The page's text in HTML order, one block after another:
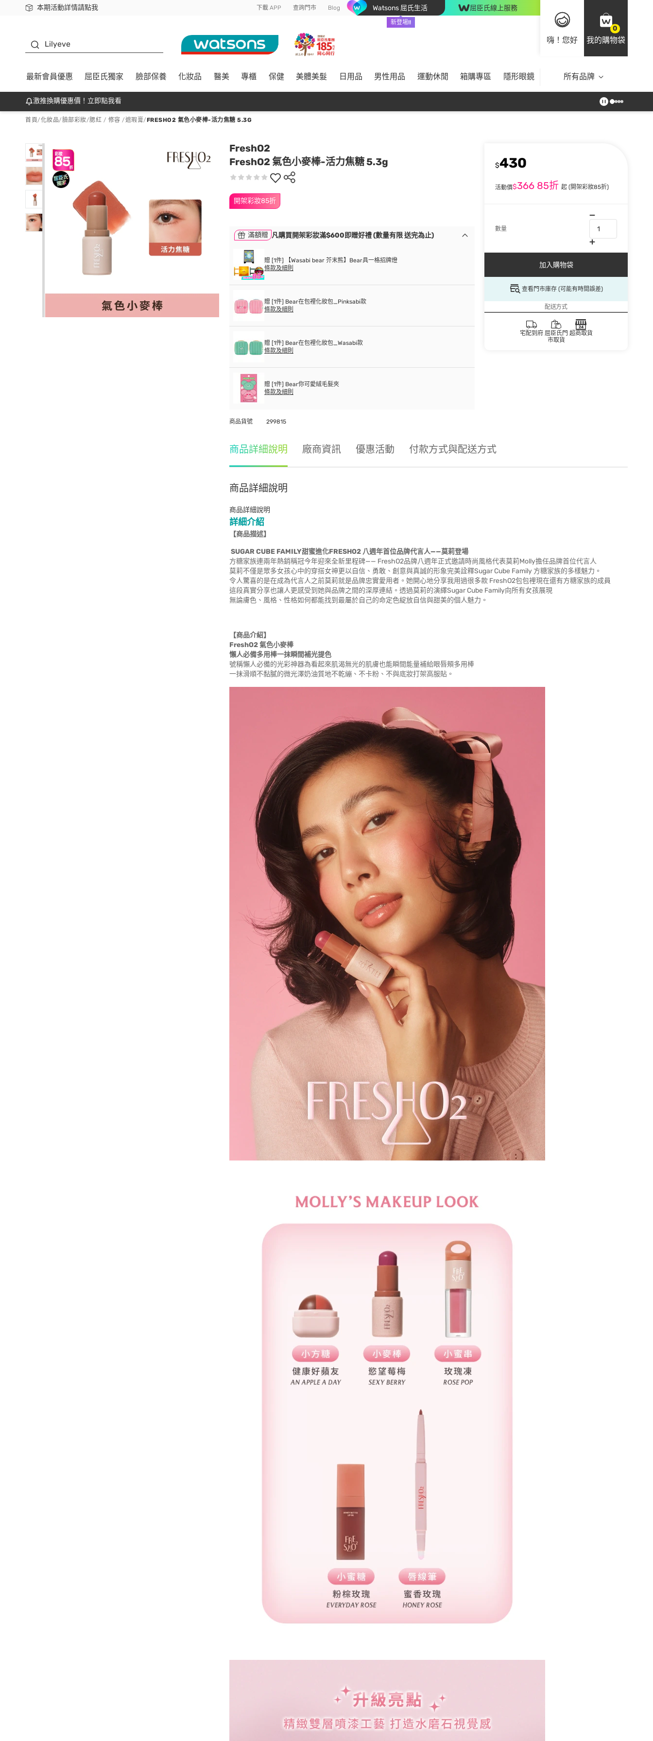
本期活動詳情請點我
下載app最高回饋$350 下載 APP 查詢門市 Blog Watsons 屈氏生活
新登場!!
屈臣氏線上服務
嗨！您好
0
我的購物袋
Lilyeve
最新會員優惠 屈臣氏獨家 臉部保養 化妝品 醫美 專櫃 保健 美體美髮 日用品 男性用品 運動休閒 箱購專區 隱形眼鏡 所有品牌
激推換購優惠價！立即點我看
首頁/化妝品/臉部彩妝/腮紅 / 修容 /遮瑕膏/FRESHO2 氣色小麥棒-活力焦糖 5.3G
FreshO2
FreshO2 氣色小麥棒-活力焦糖 5.3g
開架彩妝85折
$430
活動價$366 85折 起 (開架彩妝85折)
數量
加入購物袋
查看門市庫存 (可能有時間誤差)
配送方式
宅配到府 屈臣氏門
市取貨
超商取貨
滿額贈 凡購買開架彩妝滿$600即贈好禮 (數量有限 送完為止)
贈 [1件] 【Wasabi bear 芥末熊】Bear具一格招牌燈
條款及細則
贈 [1件] Bear在包裡化妝包_Pinksabi款
條款及細則
贈 [1件] Bear在包裡化妝包_Wasabi款
條款及細則
贈 [1件] Bear你可愛絨毛髮夾
條款及細則
商品貨號 299815
商品詳細說明 廠商資訊 優惠活動 付款方式與配送方式
商品詳細說明
商品詳細說明
詳細介紹
【商品描述】
SUGAR CUBE FAMILY甜蜜進化FRESHO2 八週年首位品牌代言人——莫莉登場
方糖家族連兩年熱銷稱冠今年迎來全新里程碑—— FreshO2品牌八週年正式邀請時尚風格代表莫莉Molly擔任品牌首位代言人
莫莉不僅是眾多女孩心中的穿搭女神更以自信、勇敢、創意與真誠的形象完美詮釋Sugar Cube Family 方糖家族的多樣魅力。
令人驚喜的是在成為代言人之前莫莉就是品牌忠實愛用者。她開心地分享我用過很多款 FreshO2包包裡現在還有方糖家族的成員
這段真實分享也讓人更感受到她與品牌之間的深厚連結。透過莫莉的演繹Sugar Cube Family向所有女孩展現
無論膚色、風格、性格如何都能找到最屬於自己的命定色綻放自信與甜美的個人魅力。
【商品介紹】
FreshO2 氣色小麥棒
懶人必備多用棒一抹瞬間補光提色
號稱懶人必備的光彩神器為看起來肌渴無光的肌膚也能瞬間能量補給眼唇頰多用棒
一抹滑順不黏膩的微光澤奶油質地不乾繃、不卡粉、不與底妝打架高服貼。